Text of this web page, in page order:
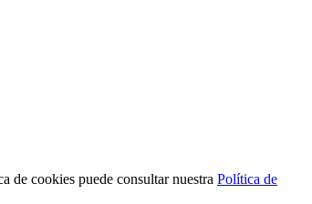
de cookies puede consultar nuestra Política de